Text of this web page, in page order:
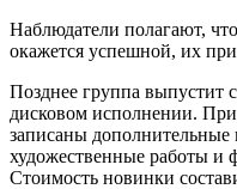
Наблюдатели полагают,
окажется успешной, их
Позднее группа выпустит
дисковом исполнении.
записаны дополнительные
художественные работы и
Стоимость новинки